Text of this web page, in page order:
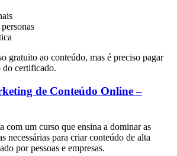
gratuito ao conteúdo, mas é preciso pagar
do certificado.
de Conteúdo Online –
um curso que ensina a dominar as
necessárias para criar conteúdo de alta
por pessoas e empresas.